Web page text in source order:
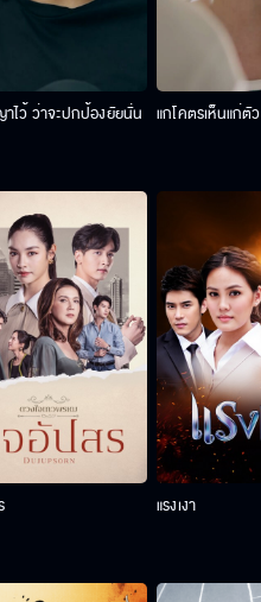
ไว้ ว่าจะปกป้องยัยนั่น แกโคตรเห็นแก่ตั
แรงเงา